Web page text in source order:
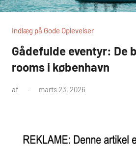
Indlæg på Gode Oplevelser
Gådefulde eventyr: De
rooms i københavn
af marts 23, 2026